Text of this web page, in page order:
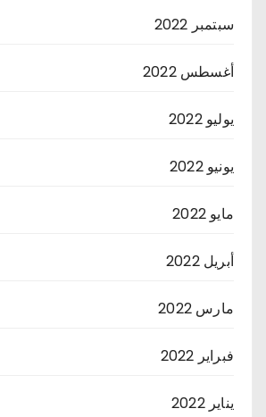
سبتمبر 2022
أغسطس 2022
يوليو 2022
يونيو 2022
مايو 2022
أبريل 2022
مارس 2022
فبراير 2022
يناير 2022